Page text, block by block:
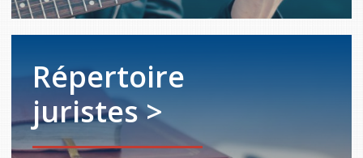
Répertoire
juristes >